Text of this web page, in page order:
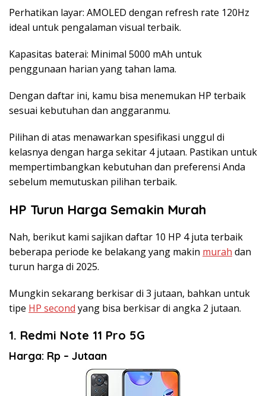
Perhatikan layar: AMOLED dengan refresh rate 120Hz
ideal untuk pengalaman visual terbaik.
Kapasitas baterai: Minimal 5000 mAh untuk
penggunaan harian yang tahan lama.
Dengan daftar ini, kamu bisa menemukan HP terbaik
sesuai kebutuhan dan anggaranmu.
Pilihan di atas menawarkan spesifikasi unggul di
kelasnya dengan harga sekitar 4 jutaan. Pastikan untuk
mempertimbangkan kebutuhan dan preferensi Anda
sebelum memutuskan pilihan terbaik.
HP Turun Harga Semakin Murah
Nah, berikut kami sajikan daftar 10 HP 4 juta terbaik
beberapa periode ke belakang yang makin murah dan
turun harga di 2025.
Mungkin sekarang berkisar di 3 jutaan, bahkan untuk
tipe HP second yang bisa berkisar di angka 2 jutaan.
1. Redmi Note 11 Pro 5G
Harga: Rp – Jutaan